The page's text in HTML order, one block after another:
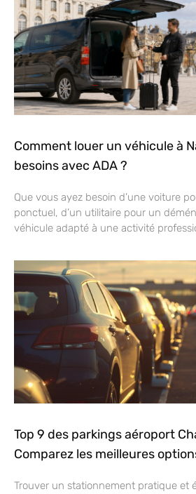
Comment louer un véhicule à
besoins avec ADA ?
Que vous ayez besoin d’une voiture
ponctuel, d’un utilitaire pour un
véhicule adapté à une activité
Top 9 des parkings aéroport
Comparez les meilleures
Trouver un stationnement pratique et